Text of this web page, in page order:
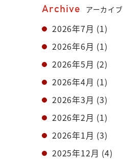
Archive アーカイブ
2026年7月 (1)
2026年6月 (1)
2026年5月 (2)
2026年4月 (1)
2026年3月 (3)
2026年2月 (1)
2026年1月 (3)
2025年12月 (4)